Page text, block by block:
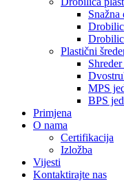
Plastični
MPS
BPS
Primjena
O nama
Certifikacija
Izložba
Vijesti
Kontaktirajte nas